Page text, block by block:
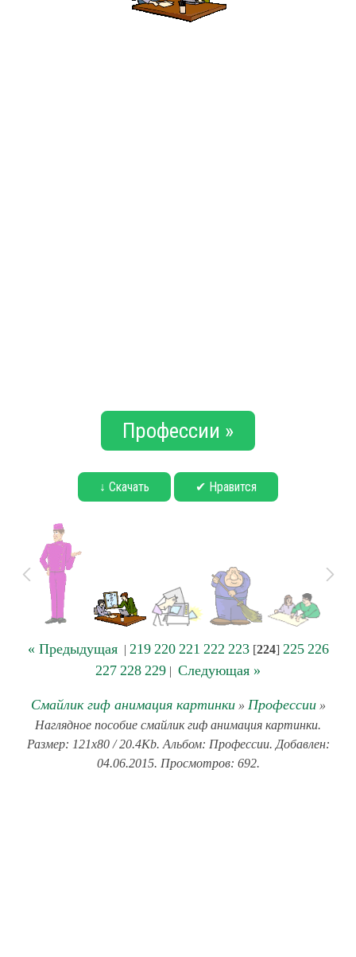
Профессии »
↓ Скачать ✔ Нравится
« Предыдущая| 219 220 221 222 223[224] 225 226
227 228 229 | Следующая »
Смайлик гиф анимация картинки» Профессии»
Наглядное пособие смайлик гиф анимация картинки.
Размер: 121x80 / 20.4Kb. Альбом: Профессии. Добавлен:
04.06.2015. Просмотров: 692.